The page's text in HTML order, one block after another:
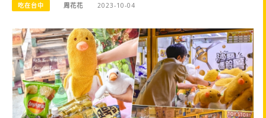
吃在台中 周花花 2023-10-04